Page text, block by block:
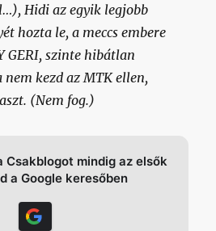
Hidi az egyik legjobb
hozta le, a meccs embere
GERI, szinte hibátlan
kezd az MTK ellen,
(Nem fog.)
Csakblogot mindig az elsők
a Google keresőben